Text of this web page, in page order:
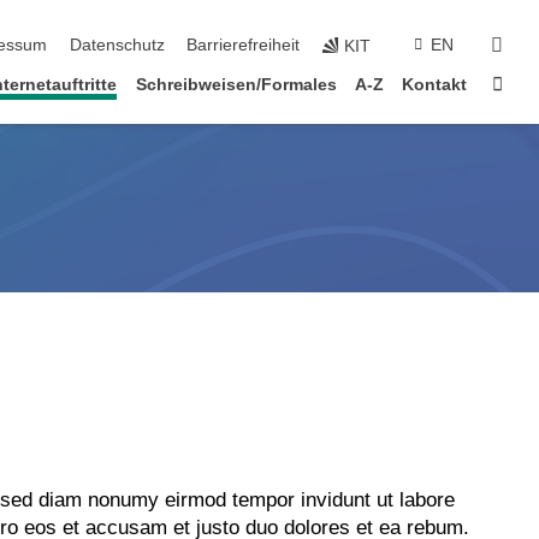
Datenschutz Barrierefreiheit KIT EN
Schreibweisen/Formales A-Z Kontakt
diam nonumy eirmod tempor invidunt ut labore
eos et accusam et justo duo dolores et ea rebum.